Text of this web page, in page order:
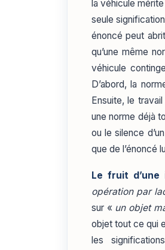
la véhicule
seule
énoncé peut
qu’une même
véhicule
D’abord, la
Ensuite, le
une norme déjà
ou le silence
que de l’énoncé
Le fruit
opération par
sur « un objet
objet tout ce qui
les